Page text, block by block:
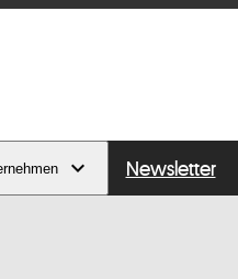
Newsletter